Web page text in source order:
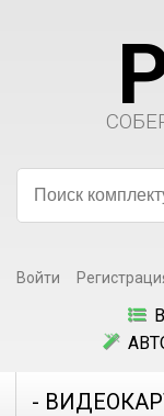
Войти
-